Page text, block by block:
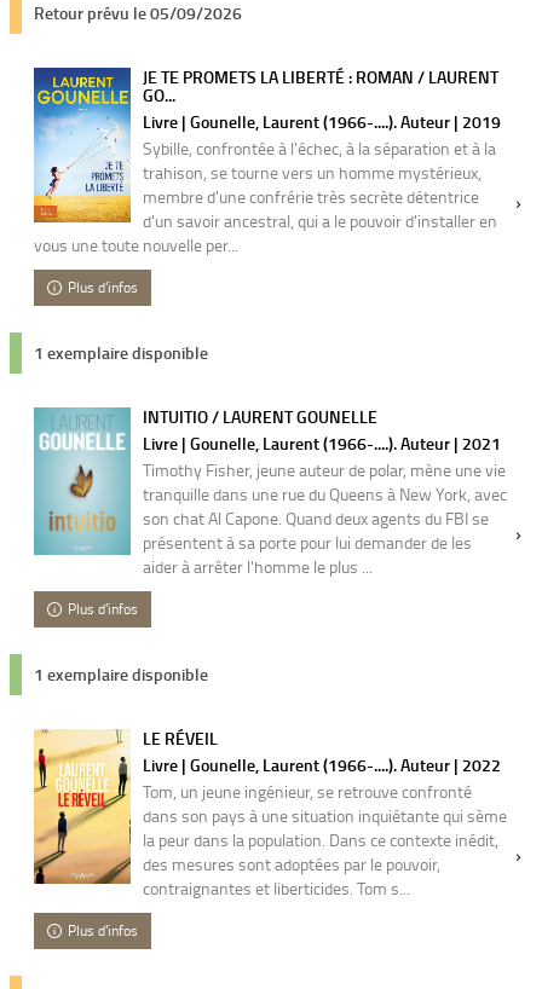
Retour prévu le 05/09/2026
JE TE PROMETS LA LIBERTÉ : ROMAN / LAURENT
GO...
Livre | Gounelle, Laurent (1966-....). Auteur | 2019
Sybille, confrontée à l'échec, à la séparation et à la
trahison, se tourne vers un homme mystérieux,
membre d'une confrérie très secrète détentrice
d'un savoir ancestral, qui a le pouvoir d'installer en
vous une toute nouvelle per...
Plus d'infos
1 exemplaire disponible
INTUITIO / LAURENT GOUNELLE
Livre | Gounelle, Laurent (1966-....). Auteur | 2021
Timothy Fisher, jeune auteur de polar, mène une vie
tranquille dans une rue du Queens à New York, avec
son chat Al Capone. Quand deux agents du FBI se
présentent à sa porte pour lui demander de les
aider à arrêter l'homme le plus ...
Plus d'infos
1 exemplaire disponible
LE RÉVEIL
Livre | Gounelle, Laurent (1966-....). Auteur | 2022
Tom, un jeune ingénieur, se retrouve confronté
dans son pays à une situation inquiétante qui sème
la peur dans la population. Dans ce contexte inédit,
des mesures sont adoptées par le pouvoir,
contraignantes et liberticides. Tom s...
Plus d'infos